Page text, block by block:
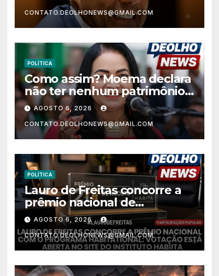
Fundamental e a menor do
Nordeste no Ensino Médio
CONTATO.DEOLHONEWS@GMAIL.COM
POLÍTICA
Como assim? Moema declara
não ter nenhum patrimônio
após 30 anos na vida pública?
AGOSTO 6, 2026
CONTATO.DEOLHONEWS@GMAIL.COM
POLÍTICA
Lauro de Freitas concorre a
prêmio nacional de
habitação com o projeto “Tá
Rebocado”; votação está
aberta
AGOSTO 6, 2026
CONTATO.DEOLHONEWS@GMAIL.COM